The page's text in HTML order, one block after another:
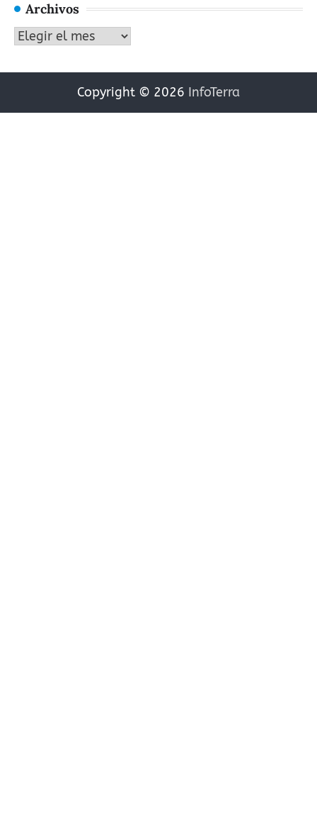
Archivos
Archivos
Copyright © 2026 InfoTerra